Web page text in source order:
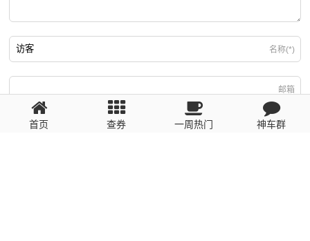
名称(*)
邮箱
回复需填写必要信息
首页 查券 一周热门 神车群